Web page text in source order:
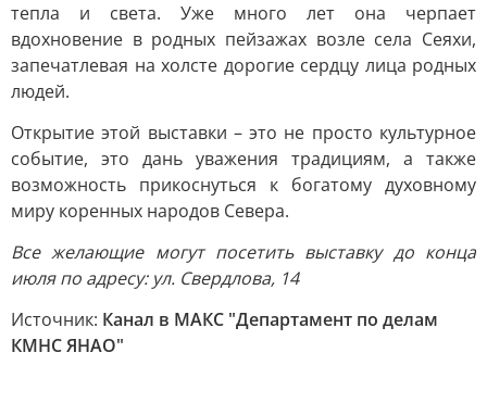
тепла и света. Уже много лет она черпает
вдохновение в родных пейзажах возле села Сеяхи,
запечатлевая на холсте дорогие сердцу лица родных
людей.
Открытие этой выставки – это не просто культурное
событие, это дань уважения традициям, а также
возможность прикоснуться к богатому духовному
миру коренных народов Севера.
Все желающие могут посетить выставку до конца
июля по адресу: ул. Свердлова, 14
Источник: Канал в МАКС "Департамент по делам
КМНС ЯНАО"